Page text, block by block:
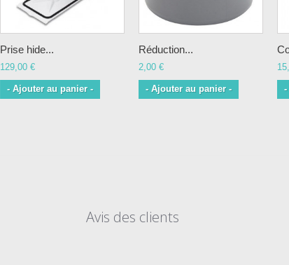
Prise hide...
129,00 €
- Ajouter au panier -
Réduction...
2,00 €
- Ajouter au panier - -
Avis des clients